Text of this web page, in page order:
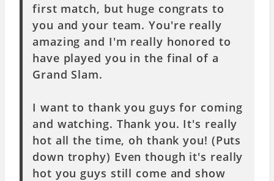
first match, but huge congrats to
you and your team. You're really
amazing and I'm really honored to
have played you in the final of a
Grand Slam.
I want to thank you guys for coming
and watching. Thank you. It's really
hot all the time, oh thank you! (Puts
down trophy) Even though it's really
hot you guys still come and show